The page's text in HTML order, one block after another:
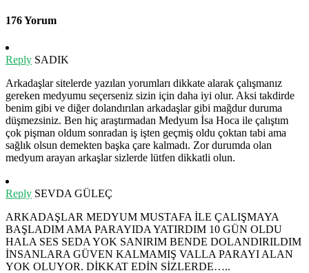
176 Yorum
Reply SADIK
Arkadaşlar sitelerde yazılan yorumları dikkate alarak çalışmanız
gereken medyumu seçerseniz sizin için daha iyi olur. Aksi takdirde
benim gibi ve diğer dolandırılan arkadaşlar gibi mağdur duruma
düşmezsiniz. Ben hiç araştırmadan Medyum İsa Hoca ile çalıştım
çok pişman oldum sonradan iş işten geçmiş oldu çoktan tabi ama
sağlık olsun demekten başka çare kalmadı. Zor durumda olan
medyum arayan arkaşlar sizlerde lütfen dikkatli olun.
Reply SEVDA GÜLEÇ
ARKADAŞLAR MEDYUM MUSTAFA İLE ÇALIŞMAYA
BAŞLADIM AMA PARAYIDA YATIRDIM 10 GÜN OLDU
HALA SES SEDA YOK SANIRIM BENDE DOLANDIRILDIM
İNSANLARA GÜVEN KALMAMIŞ VALLA PARAYI ALAN
YOK OLUYOR. DİKKAT EDİN SİZLERDE…..